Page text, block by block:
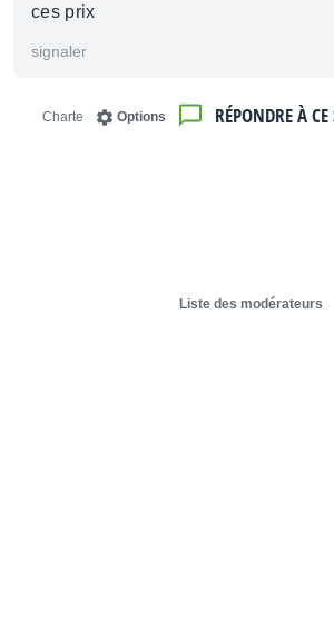
ces prix
signaler
RÉPONDRE À CE
Options
Charte
Liste des modérateurs